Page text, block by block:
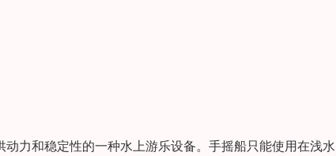
力和稳定性的一种水上游乐设备。手摇船只能使用在浅